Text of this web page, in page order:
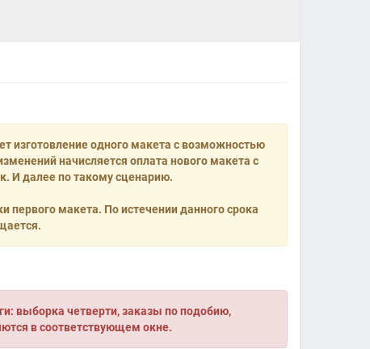
изготовление одного макета с возможностью
начисляется оплата нового макета с
И далее по такому сценарию.
первого макета. По истечении данного срока
выборка четверти, заказы по подобию,
в соответствующем окне.